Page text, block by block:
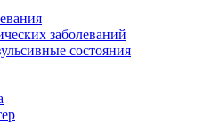
заболеваний
состояния